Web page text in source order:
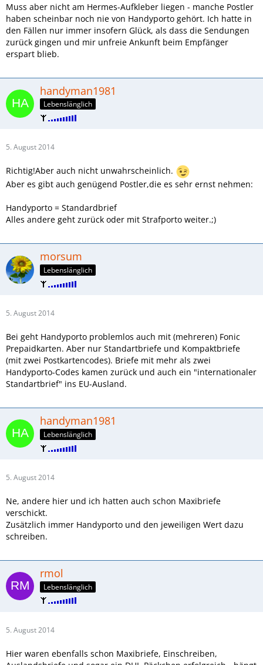
Muss aber nicht am Hermes-Aufkleber liegen - manche Postler
haben scheinbar noch nie von Handyporto gehört. Ich hatte in
den Fällen nur immer insofern Glück, als dass die Sendungen
zurück gingen und mir unfreie Ankunft beim Empfänger
erspart blieb.
handyman1981
Lebenslänglich
5. August 2014
Richtig!Aber auch nicht unwahrscheinlich.
Aber es gibt auch genügend Postler,die es sehr ernst nehmen:
Handyporto = Standardbrief
Alles andere geht zurück oder mit Strafporto weiter.;)
morsum
Lebenslänglich
5. August 2014
Bei geht Handyporto problemlos auch mit (mehreren) Fonic
Prepaidkarten. Aber nur Standartbriefe und Kompaktbriefe
(mit zwei Postkartencodes). Briefe mit mehr als zwei
Handyporto-Codes kamen zurück und auch ein "internationaler
Standartbrief" ins EU-Ausland.
handyman1981
Lebenslänglich
5. August 2014
Ne, andere hier und ich hatten auch schon Maxibriefe
verschickt.
Zusätzlich immer Handyporto und den jeweiligen Wert dazu
schreiben.
rmol
Lebenslänglich
5. August 2014
Hier waren ebenfalls schon Maxibriefe, Einschreiben,